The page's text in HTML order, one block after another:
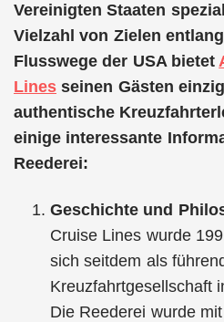
Vereinigten Staaten
Vielzahl von Zielen
Flusswege der USA bietet
Lines seinen Gästen
authentische
einige interessante
Reederei:
Geschichte und
Cruise Lines wurde
sich seitdem als
Kreuzfahrtgesellschaft
Die Reederei wurde